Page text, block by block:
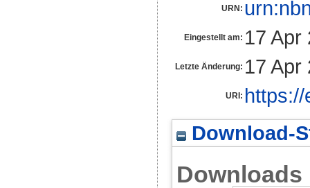
URN:
Eingestellt am: 17 Apr
Letzte Änderung: 17 Apr
URI:
Download-
Downloads